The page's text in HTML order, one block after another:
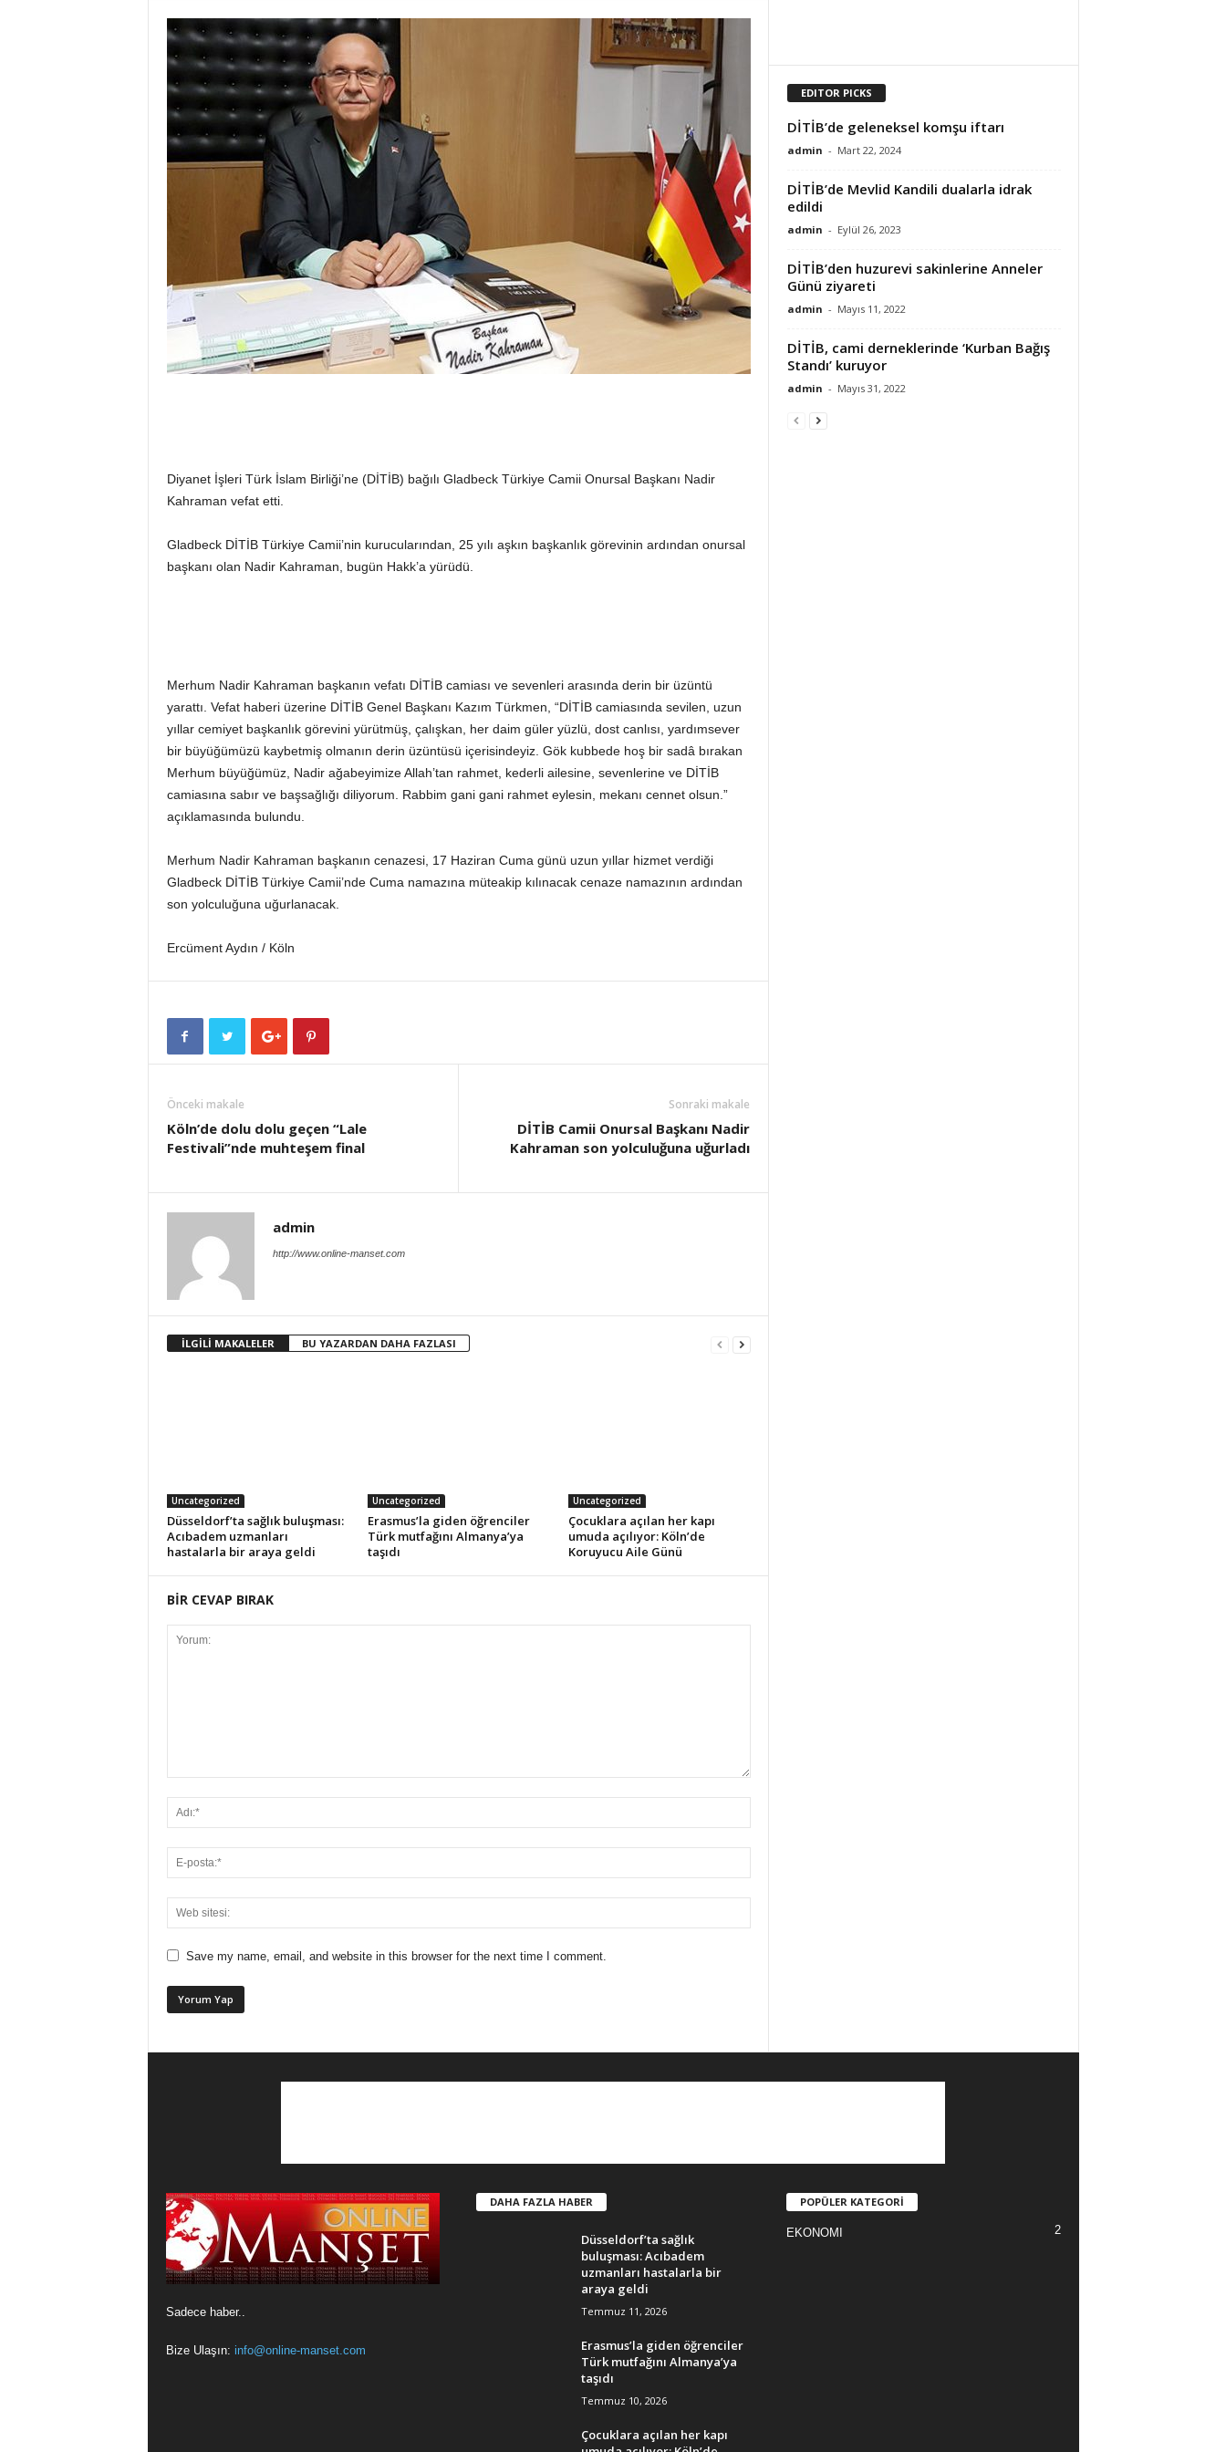
Diyanet İşleri Türk İslam Birliği’ne (DİTİB) bağılı Gladbeck Türkiye Camii Onursal Başkanı Nadir
Kahraman vefat etti.
Gladbeck DİTİB Türkiye Camii’nin kurucularından, 25 yılı aşkın başkanlık görevinin ardından onursal
başkanı olan Nadir Kahraman, bugün Hakk’a yürüdü.
Merhum Nadir Kahraman başkanın vefatı DİTİB camiası ve sevenleri arasında derin bir üzüntü
yarattı. Vefat haberi üzerine DİTİB Genel Başkanı Kazım Türkmen, “DİTİB camiasında sevilen, uzun
yıllar cemiyet başkanlık görevini yürütmüş, çalışkan, her daim güler yüzlü, dost canlısı, yardımsever
bir büyüğümüzü kaybetmiş olmanın derin üzüntüsü içerisindeyiz. Gök kubbede hoş bir sadâ bırakan
Merhum büyüğümüz, Nadir ağabeyimize Allah’tan rahmet, kederli ailesine, sevenlerine ve DİTİB
camiasına sabır ve başsağlığı diliyorum. Rabbim gani gani rahmet eylesin, mekanı cennet olsun.”
açıklamasında bulundu.
Merhum Nadir Kahraman başkanın cenazesi, 17 Haziran Cuma günü uzun yıllar hizmet verdiği
Gladbeck DİTİB Türkiye Camii’nde Cuma namazına müteakip kılınacak cenaze namazının ardından
son yolculuğuna uğurlanacak.
Ercüment Aydın / Köln
Önceki makale
Köln’de dolu dolu geçen “Lale
Festivali”nde muhteşem final
Sonraki makale
DİTİB Camii Onursal Başkanı Nadir
Kahraman son yolculuğuna uğurladı
admin
http://www.online-manset.com
İLGİLİ MAKALELER BU YAZARDAN DAHA FAZLASI
Uncategorized
Düsseldorf’ta sağlık buluşması:
Acıbadem uzmanları
hastalarla bir araya geldi
Uncategorized
Erasmus’la giden öğrenciler
Türk mutfağını Almanya’ya
taşıdı
Uncategorized
Çocuklara açılan her kapı
umuda açılıyor: Köln’de
Koruyucu Aile Günü
BİR CEVAP BIRAK
Save my name, email, and website in this browser for the next time I comment.
EDITOR PICKS
DİTİB’de geleneksel komşu iftarı
admin - Mart 22, 2024
DİTİB’de Mevlid Kandili dualarla idrak
edildi
admin - Eylül 26, 2023
DİTİB’den huzurevi sakinlerine Anneler
Günü ziyareti
admin - Mayıs 11, 2022
DİTİB, cami derneklerinde ‘Kurban Bağış
Standı’ kuruyor
admin - Mayıs 31, 2022
Sadece haber..
Bize Ulaşın: info@online-manset.com
DAHA FAZLA HABER
Düsseldorf’ta sağlık
buluşması: Acıbadem
uzmanları hastalarla bir
araya geldi
Temmuz 11, 2026
Erasmus’la giden öğrenciler
Türk mutfağını Almanya’ya
taşıdı
Temmuz 10, 2026
Çocuklara açılan her kapı
POPÜLER KATEGORİ
EKONOMI 2